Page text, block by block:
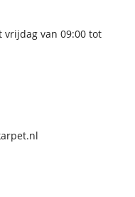
vrijdag van 09:00 tot